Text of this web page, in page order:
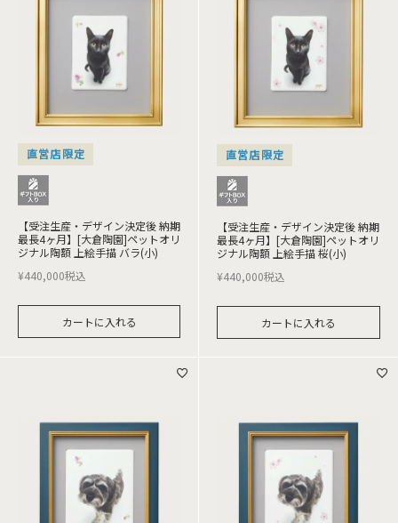
直営店限定
【受注生産・デザイン決定後 納期
最長4ヶ月】[大倉陶園]ペットオリ
ジナル陶額 上絵手描 バラ(小)
¥440,000税込
カートに入れる
直営店限定
【受注生産・デザイン決定後 納期
最長4ヶ月】[大倉陶園]ペットオリ
ジナル陶額 上絵手描 桜(小)
¥440,000税込
カートに入れる